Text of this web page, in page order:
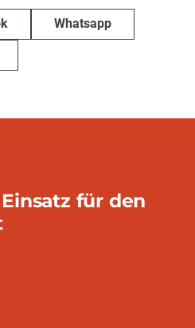
Whatsapp
für den